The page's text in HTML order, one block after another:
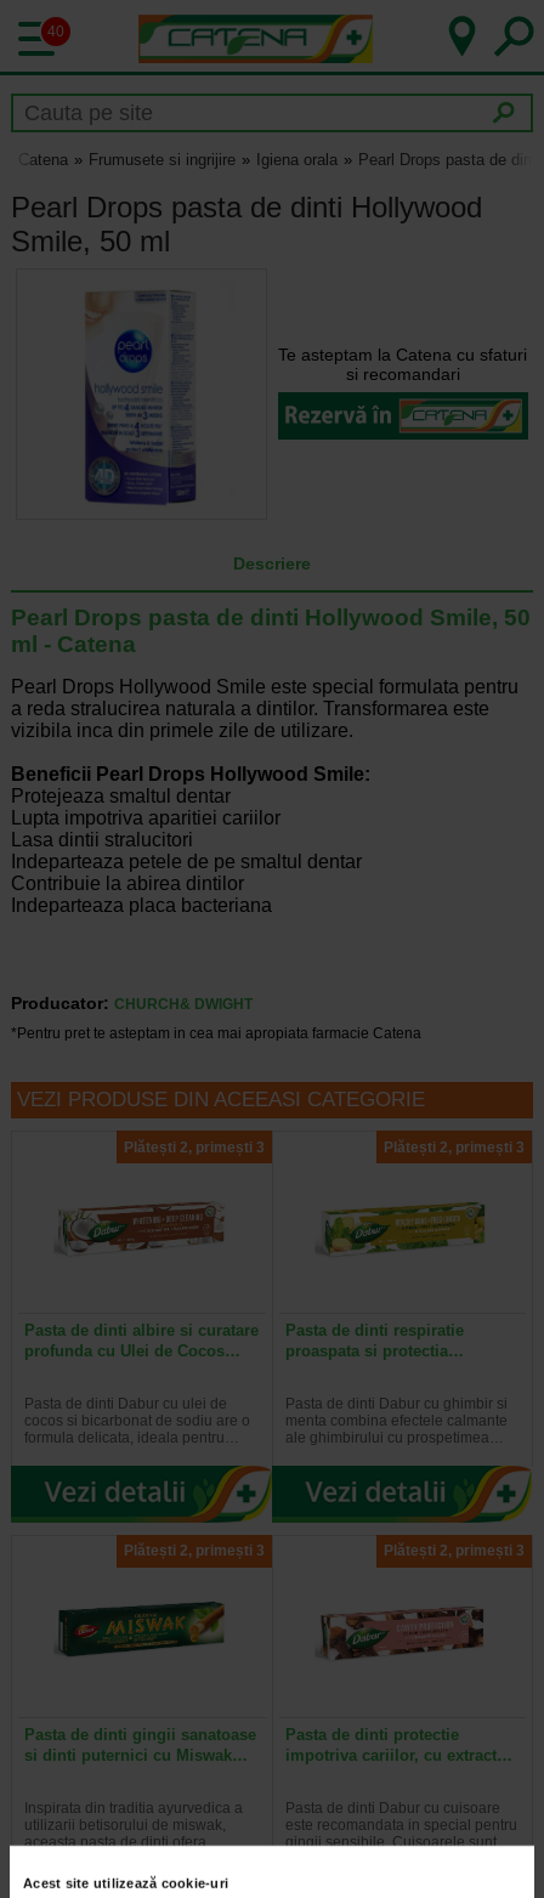
Acest site utilizează cookie-uri
40
Catena Frumusete si ingrijire Igiena orala Pearl Drops pasta de
Pearl Drops pasta de dinti Hollywood
Smile, 50 ml
Te asteptam la Catena cu sfaturi
si recomandari
Descriere
Pearl Drops pasta de dinti Hollywood Smile, 50
ml - Catena
Pearl Drops Hollywood Smile este special formulata pentru
a reda stralucirea naturala a dintilor. Transformarea este
vizibila inca din primele zile de utilizare.
Beneficii Pearl Drops Hollywood Smile:
Protejeaza smaltul dentar
Lupta impotriva aparitiei cariilor
Lasa dintii stralucitori
Indeparteaza petele de pe smaltul dentar
Contribuie la abirea dintilor
Indeparteaza placa bacteriana
Producator: CHURCH& DWIGHT
*Pentru pret te asteptam in cea mai apropiata farmacie Catena
VEZI PRODUSE DIN ACEEASI CATEGORIE
Plătești 2, primești 3
Pasta de dinti albire si curatare
profunda cu Ulei de Cocos…
Pasta de dinti Dabur cu ulei de
cocos si bicarbonat de sodiu are o
formula delicata, ideala pentru…
Plătești 2, primești 3
Pasta de dinti respiratie
proaspata si protectia…
Pasta de dinti Dabur cu ghimbir si
menta combina efectele calmante
ale ghimbirului cu prospetimea…
Plătești 2, primești 3
Pasta de dinti gingii sanatoase
si dinti puternici cu Miswak…
Inspirata din traditia ayurvedica a
utilizarii betisorului de miswak,
aceasta pasta de dinti ofera…
Plătești 2, primești 3
Pasta de dinti protectie
impotriva cariilor, cu extract…
Pasta de dinti Dabur cu cuisoare
este recomandata in special pentru
gingii sensibile. Cuisoarele sunt…